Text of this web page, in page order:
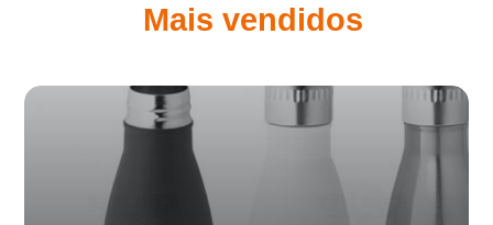
Mais vendidos